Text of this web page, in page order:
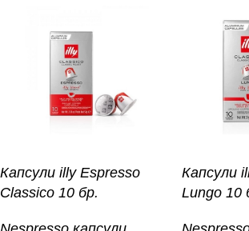
Капсули illy Espresso
Classico 10 бр.
Капсули
Lungo 10